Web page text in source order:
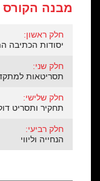
מבנה הקורס
חלק ראשון:
יסודות הכתיבה
חלק שני:
תסריטאות
חלק שלישי:
תחקיר ותסריט
חלק רביעי:
הנחייה וליווי